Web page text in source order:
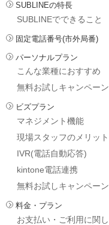
SUBLINEの特長
SUBLINEでできること
固定電話番号(市外局番)
パーソナルプラン
こんな業種におすすめ
無料お試しキャンペーン
ビズプラン
マネジメント機能
現場スタッフのメリット
IVR(電話自動応答)
kintone電話連携
無料お試しキャンペーン
料金・プラン
お支払い・ご利用に関